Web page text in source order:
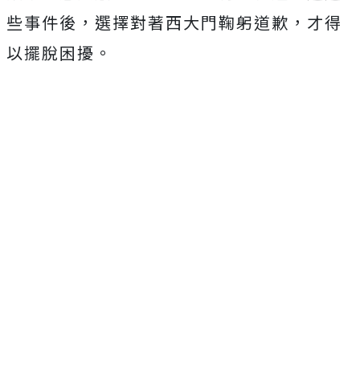
些事件後，選擇對著西大門鞠躬道歉，才得
以擺脫困擾。